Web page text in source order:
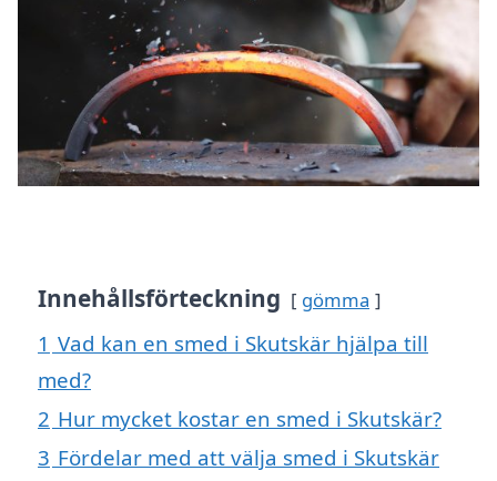
Innehållsförteckning gömma
1 Vad kan en smed i Skutskär hjälpa till
med?
2 Hur mycket kostar en smed i Skutskär?
3 Fördelar med att välja smed i Skutskär